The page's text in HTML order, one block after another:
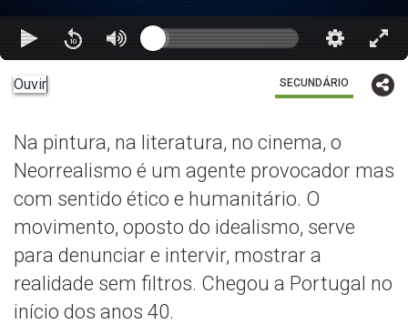
Ouvir SECUNDÁRIO
Na pintura, na literatura, no cinema, o
Neorrealismo é um agente provocador mas
com sentido ético e humanitário. O
movimento, oposto do idealismo, serve
para denunciar e intervir, mostrar a
realidade sem filtros. Chegou a Portugal no
início dos anos 40.